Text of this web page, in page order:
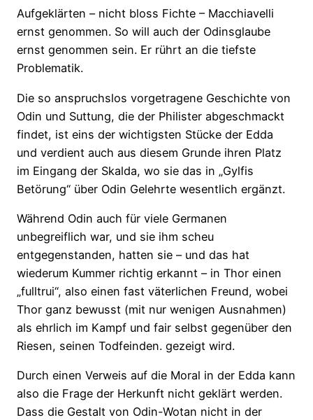
Aufgeklärten – nicht bloss Fichte – Macchiavelli
ernst genommen. So will auch der Odinsglaube
ernst genommen sein. Er rührt an die tiefste
Problematik.
Die so anspruchslos vorgetragene Geschichte von
Odin und Suttung, die der Philister abgeschmackt
findet, ist eins der wichtigsten Stücke der Edda
und verdient auch aus diesem Grunde ihren Platz
im Eingang der Skalda, wo sie das in „Gylfis
Betörung“ über Odin Gelehrte wesentlich ergänzt.
Während Odin auch für viele Germanen
unbegreiflich war, und sie ihm scheu
entgegenstanden, hatten sie – und das hat
wiederum Kummer richtig erkannt – in Thor einen
„fulltrui“, also einen fast väterlichen Freund, wobei
Thor ganz bewusst (mit nur wenigen Ausnahmen)
als ehrlich im Kampf und fair selbst gegenüber den
Riesen, seinen Todfeinden. gezeigt wird.
Durch einen Verweis auf die Moral in der Edda kann
also die Frage der Herkunft nicht geklärt werden.
Dass die Gestalt von Odin-Wotan nicht in der